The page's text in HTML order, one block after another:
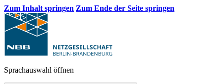
Zum Inhalt springen Zum Ende der Seite springen
Sprachauswahl öffnen